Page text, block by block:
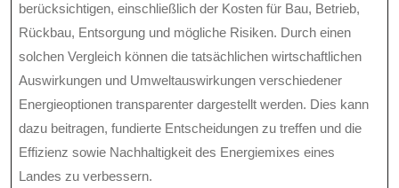
berücksichtigen, einschließlich der Kosten für Bau, Betrieb,
Rückbau, Entsorgung und mögliche Risiken. Durch einen
solchen Vergleich können die tatsächlichen wirtschaftlichen
Auswirkungen und Umweltauswirkungen verschiedener
Energieoptionen transparenter dargestellt werden. Dies kann
dazu beitragen, fundierte Entscheidungen zu treffen und die
Effizienz sowie Nachhaltigkeit des Energiemixes eines
Landes zu verbessern.